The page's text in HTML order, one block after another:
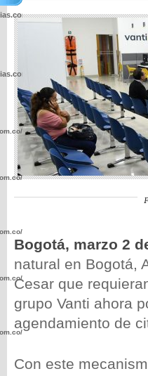
Bogotá, marzo 2
natural en Bogotá,
Cesar que
grupo Vanti ahora
agendamiento de
Con este
wp-
wp-
wp-
wp-
wp-
wp-
wp-